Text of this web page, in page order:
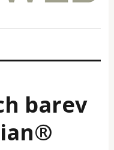
barev